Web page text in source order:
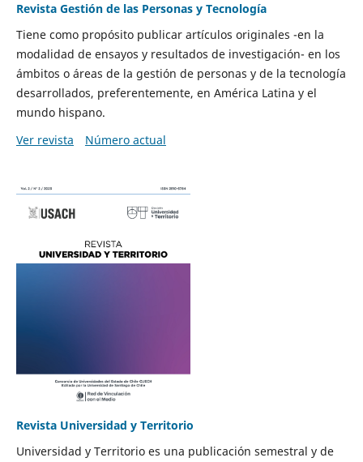
Revista Gestión de las Personas y Tecnología
Tiene como propósito publicar artículos originales -en la
modalidad de ensayos y resultados de investigación- en los
ámbitos o áreas de la gestión de personas y de la tecnología
desarrollados, preferentemente, en América Latina y el
mundo hispano.
Ver revista
Número actual
Revista Universidad y Territorio
Universidad y Territorio es una publicación semestral y de